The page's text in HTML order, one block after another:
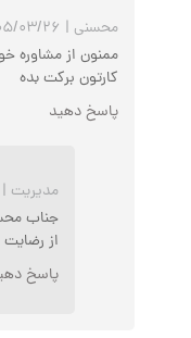
محسنی | ۰۵/۰۳/
ممنون از مشاوره
کارتون برکت بده
پاسخ دهید
مدیریت |
جناب
از
پاسخ